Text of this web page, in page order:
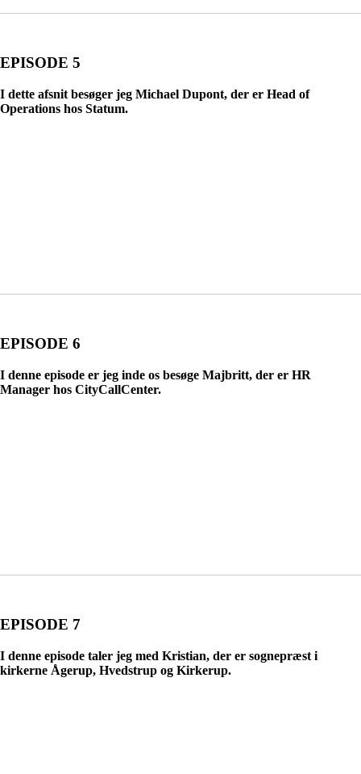
EPISODE 5
I dette afsnit besøger jeg Michael Dupont, der er Head of
Operations hos Statum.
EPISODE 6
I denne episode er jeg inde os besøge Majbritt, der er HR
Manager hos CityCallCenter.
EPISODE 7
I denne episode taler jeg med Kristian, der er sognepræst i
kirkerne Ågerup, Hvedstrup og Kirkerup.